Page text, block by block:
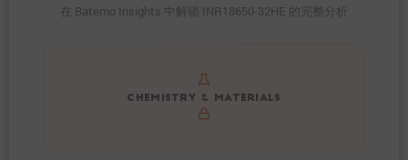
在 Batemo Insights 中解锁 INR18650-32HE 的完整分析
CHEMISTRY & MATERIALS
Get to know active materials for the INR18650-32HE